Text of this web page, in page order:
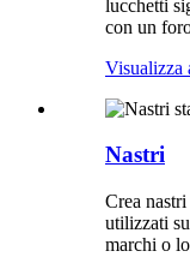
lucchetti
con un
Visualizza
Nastri
Crea
utilizzati
marchi o